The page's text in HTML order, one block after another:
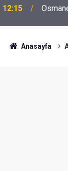
12:15
Anasayfa